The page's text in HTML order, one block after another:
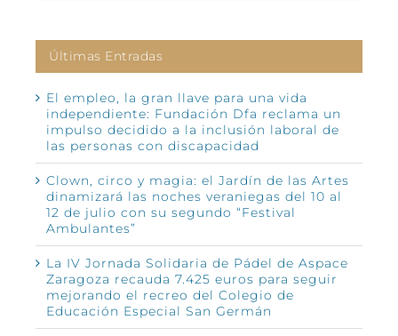
Últimas Entradas
El empleo, la gran llave para una vida
independiente: Fundación Dfa reclama un
impulso decidido a la inclusión laboral de
las personas con discapacidad
Clown, circo y magia: el Jardín de las Artes
dinamizará las noches veraniegas del 10 al
12 de julio con su segundo “Festival
Ambulantes”
La IV Jornada Solidaria de Pádel de Aspace
Zaragoza recauda 7.425 euros para seguir
mejorando el recreo del Colegio de
Educación Especial San Germán